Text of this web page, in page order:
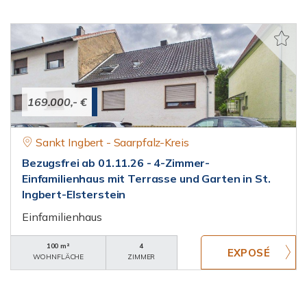
169.000,- €
Sankt Ingbert - Saarpfalz-Kreis
Bezugsfrei ab 01.11.26 - 4-Zimmer-
Einfamilienhaus mit Terrasse und Garten in St.
Ingbert-Elsterstein
Einfamilienhaus
100 m²
WOHNFLÄCHE
4
ZIMMER